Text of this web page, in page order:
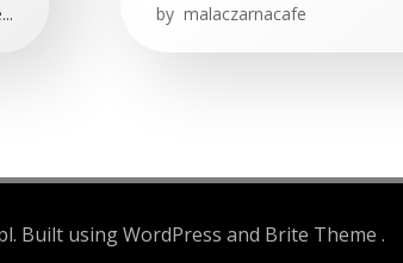
by malaczarnacafe
Built using WordPress and Brite Theme .